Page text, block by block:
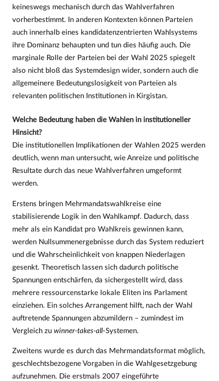
keineswegs mechanisch durch das Wahlverfahren
vorherbestimmt. In anderen Kontexten können Parteien
auch innerhalb eines kandidatenzentrierten Wahlsystems
ihre Dominanz behaupten und tun dies häufig auch. Die
marginale Rolle der Parteien bei der Wahl 2025 spiegelt
also nicht bloß das Systemdesign wider, sondern auch die
allgemeinere Bedeutungslosigkeit von Parteien als
relevanten politischen Institutionen in Kirgistan.
Welche Bedeutung haben die Wahlen in institutioneller
Hinsicht?
Die institutionellen Implikationen der Wahlen 2025 werden
deutlich, wenn man untersucht, wie Anreize und politische
Resultate durch das neue Wahlverfahren umgeformt
werden.
Erstens bringen Mehrmandatswahlkreise eine
stabilisierende Logik in den Wahlkampf. Dadurch, dass
mehr als ein Kandidat pro Wahlkreis gewinnen kann,
werden Nullsummenergebnisse durch das System reduziert
und die Wahrscheinlichkeit von knappen Niederlagen
gesenkt. Theoretisch lassen sich dadurch politische
Spannungen entschärfen, da sichergestellt wird, dass
mehrere ressourcenstarke lokale Eliten ins Parlament
einziehen. Ein solches Arrangement hilft, nach der Wahl
auftretende Spannungen abzumildern – zumindest im
Vergleich zu winner-takes-all-Systemen.
Zweitens wurde es durch das Mehrmandatsformat möglich,
geschlechtsbezogene Vorgaben in die Wahlgesetzgebung
aufzunehmen. Die erstmals 2007 eingeführte